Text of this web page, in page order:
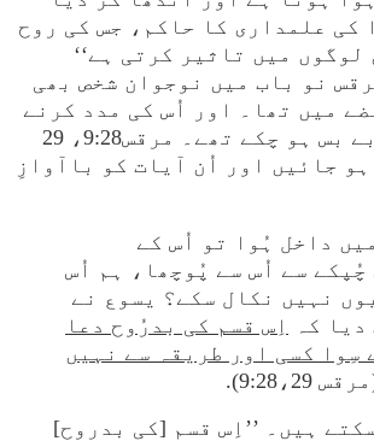
کی علمداری کا حاکم، جس کی روح
لوگوں میں تاثیر کرتی ہے‘‘
مرقس نو باب میں نوجوان شخص بھی
میں تھا۔ اور اُس کی مدد کرنے
کے لیے شاگرد بے بس ہو چکے تھے۔ مرقس9:28، 29
جائیں اور اُن آیات کو باآوازِ
داخل ہُوا تو اُس کے
چُپکے سے اُس سے پُوچھا، ہم اُس
نہیں نکال سکے؟ یسوع نے
کہ
اِس قسم کی بدرُوح دعا
سِوا کسی اور طریقہ سے نہیں
9:28،29).
ہیں۔ ’’اِس قسم [کی بدروح]